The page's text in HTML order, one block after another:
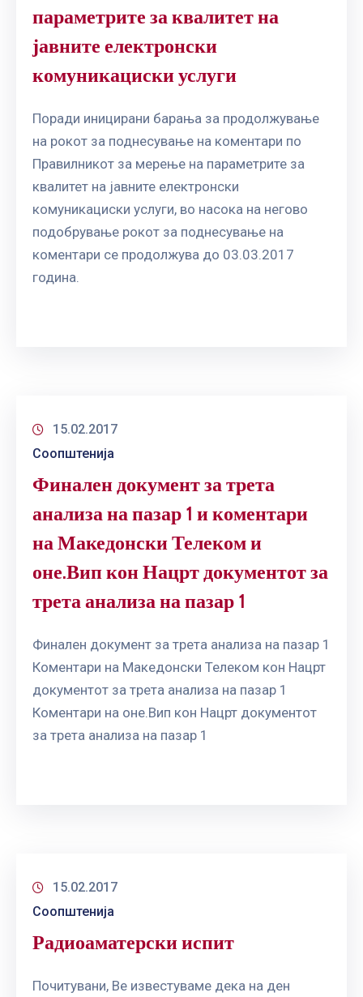
параметрите за квалитет на
јавните електронски
комуникациски услуги
Поради иницирани барања за продолжување
на рокот за поднесување на коментари по
Правилникот за мерење на параметрите за
квалитет на јавните електронски
комуникациски услуги, во насока на негово
подобрување рокот за поднесување на
коментари се продолжува до 03.03.2017
година.
15.02.2017
Соопштенија
Финален документ за трета
анализа на пазар 1 и коментари
на Македонски Телеком и
оне.Вип кон Нацрт документот за
трета анализа на пазар 1
Финален документ за трета анализа на пазар 1
Коментари на Македонски Телеком кон Нацрт
документот за трета анализа на пазар 1
Коментари на оне.Вип кон Нацрт документот
за трета анализа на пазар 1
15.02.2017
Соопштенија
Радиоаматерски испит
Почитувани, Ве известуваме дека на ден